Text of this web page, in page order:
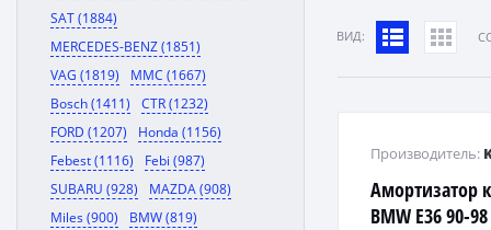
SAT (1884)
MERCEDES-BENZ (1851)
VAG (1819)
MMC (1667)
Bosch (1411)
CTR (1232)
FORD (1207)
Honda (1156)
Febest (1116)
Febi (987)
SUBARU (928)
MAZDA (908)
Miles (900)
BMW (819)
ВИД:
Амортизатор
BMW E36 90-
Производитель: